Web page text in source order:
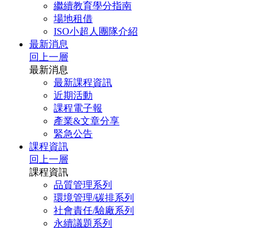
繼續教育學分指南
場地租借
ISO小超人團隊介紹
最新消息
回上一層
最新消息
最新課程資訊
近期活動
課程電子報
產業&文章分享
緊急公告
課程資訊
回上一層
課程資訊
品質管理系列
環境管理/碳排系列
社會責任/驗廠系列
永續議題系列